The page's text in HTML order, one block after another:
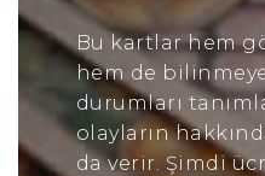
Bu kartlar hem
hem de
durumları
olayların
da verir. Şimdi